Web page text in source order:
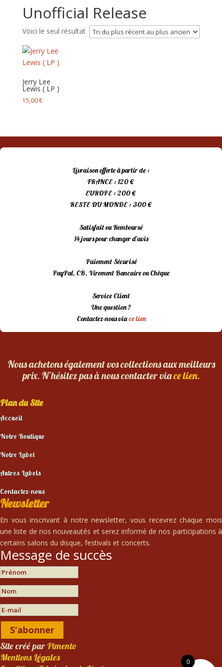
Unofficial Release
Voici le seul résultat
Jerry Lee
Lewis ( LP )
15,00€
Livraison offerte à partir de :
FRANCE : 120 €
EUROPE : 200 €
RESTE DU MONDE : 300 €
Satisfait ou Remboursé
14 jours pour changer d’avis
Paiement Sécurisé
PayPal, CB, Virement Bancaire ou Chèque
Service Client
Une question ?
Contactez-nous viace lien
Nous achetons également vos collections aux meilleurs
prix. N’hésitez pas à nous contacter viace lien.
Plan du Site
Accueil
Notre Boutique
Notre Label
Autres Labels
Contactez-nous
Newsletter
En vous inscrivant à notre newsletter, vous recevrez chaque mois
une liste de nos nouveautés et serez informé de nos participations à
certains salons du disque, festivals et concerts.
Message de succès
S'abonner
Site créé parPimento
Mentions Légales
0